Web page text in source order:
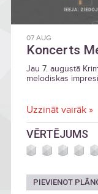
07 AUG
Koncerts
Jau 7. augustā
melodiskas
Uzzināt vairāk »
VĒRTĒJUMS
PIEVIENOT